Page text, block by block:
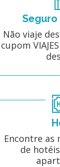
Seguro
Não viaje
cupom
Encontre as
de